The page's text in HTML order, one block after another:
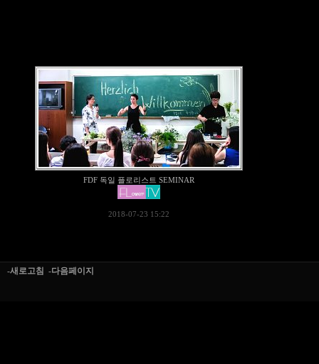
FDF 독일 플로리스트 SEMINAR
2018-07-23 15:22
-새로고침 -다음페이지